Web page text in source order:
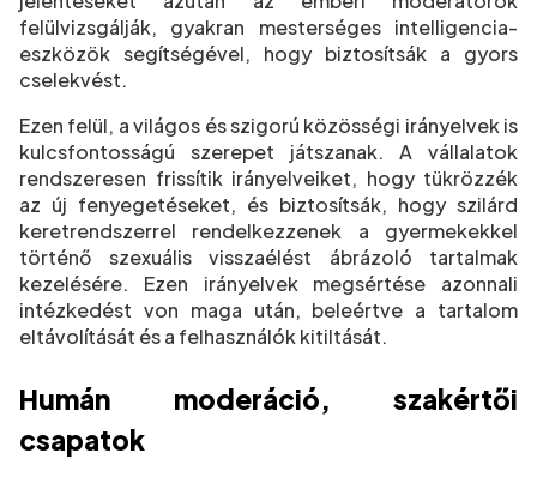
felülvizsgálják, gyakran mesterséges intelligencia-
eszközök segítségével, hogy biztosítsák a gyors
cselekvést.
Ezen felül, a világos és szigorú közösségi irányelvek is
kulcsfontosságú szerepet játszanak. A vállalatok
rendszeresen frissítik irányelveiket, hogy tükrözzék
az új fenyegetéseket, és biztosítsák, hogy szilárd
keretrendszerrel rendelkezzenek a gyermekekkel
történő szexuális visszaélést ábrázoló tartalmak
kezelésére. Ezen irányelvek megsértése azonnali
intézkedést von maga után, beleértve a tartalom
eltávolítását és a felhasználók kitiltását.
Humán moderáció, szakértői
csapatok